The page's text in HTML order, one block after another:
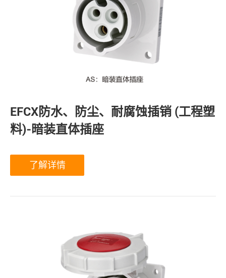
EFCX防水、防尘、耐腐蚀插销 (工程塑
料)-暗装直体插座
了解详情